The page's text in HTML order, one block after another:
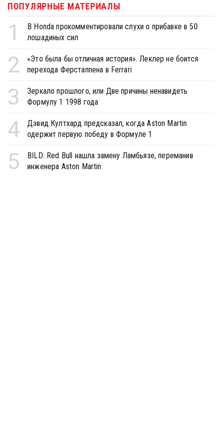
ПОПУЛЯРНЫЕ МАТЕРИАЛЫ
1
В Honda прокомментировали слухи о прибавке в 50
лошадиных сил
2
«Это была бы отличная история». Леклер не боится
перехода Ферстаппена в Ferrari
3
Зеркало прошлого, или Две причины ненавидеть
Формулу 1 1998 года
4
Дэвид Култхард предсказал, когда Aston Martin
одержит первую победу в Формуле 1
5
BILD: Red Bull нашла замену Ламбьязе, переманив
инженера Aston Martin